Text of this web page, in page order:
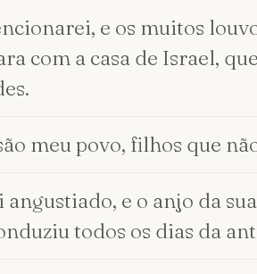
e os muitos
com a casa de Israel,
meu povo, filhos que
e o anjo da
todos os dias da